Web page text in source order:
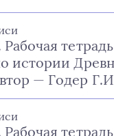
тетрадь
истории
— Годер
тетрадь